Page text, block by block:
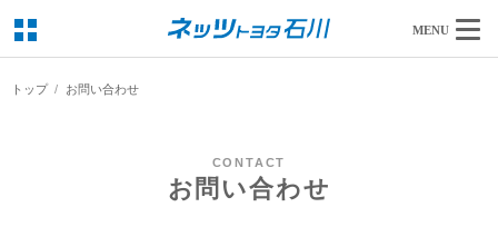
MENU
トップ お問い合わせ
CONTACT
お問い合わせ